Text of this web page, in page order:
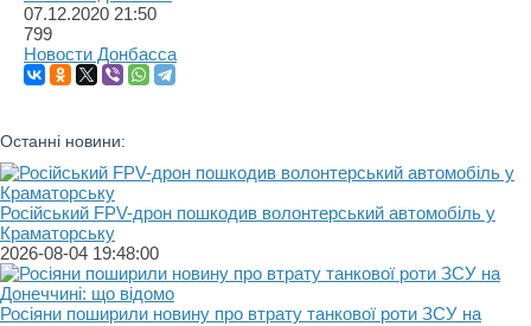
07.12.2020 21:50
799
Новости Донбасса
Останні новини:
Російський FPV-дрон пошкодив волонтерський автомобіль у
Краматорську
2026-08-04 19:48:00
Росіяни поширили новину про втрату танкової роти ЗСУ на